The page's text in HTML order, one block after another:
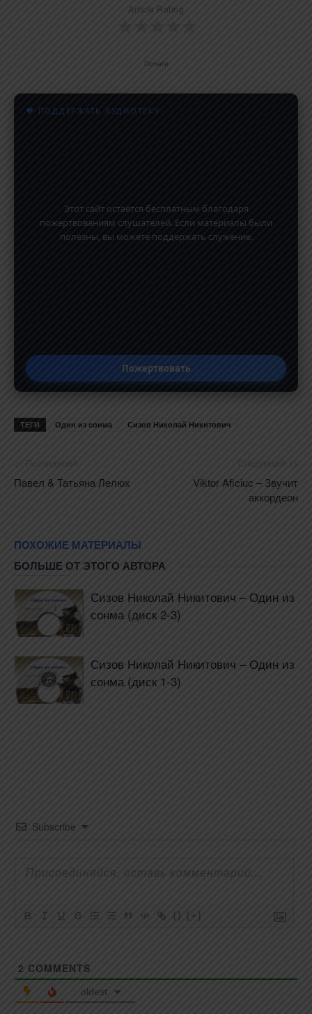
Article Rating
Donate
♥ ПОДДЕРЖАТЬ АУДИОТЕКУ
Этот сайт остаётся бесплатным благодаря
пожертвованиям слушателей. Если материалы были
полезны, вы можете поддержать служение.
Пожертвовать
ТЕГИ Один из сонма Сизов Николай Никитович
<< Предидущий
Павел & Татьяна Лелюх
Следующий >>
Viktor Aficiuc – Звучит
аккордеон
ПОХОЖИЕ МАТЕРИАЛЫ
БОЛЬШЕ ОТ ЭТОГО АВТОРА
Сизов Николай Никитович – Один из
сонма (диск 2-3)
Сизов Николай Никитович – Один из
сонма (диск 1-3)
Subscribe
{} [+]
2 COMMENTS
oldest